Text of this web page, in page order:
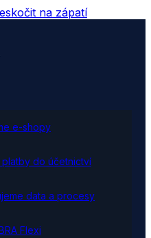
na zápatí
e-shopy
platby do účetnictví
data a procesy
Flexi